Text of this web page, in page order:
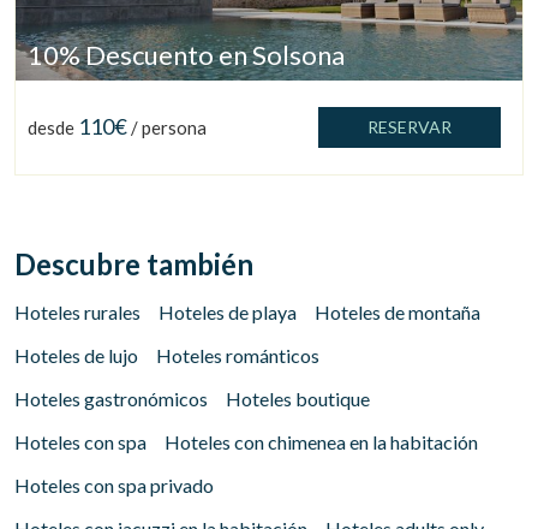
Gestionar mi reserva
Verificar localizador
10% Descuento en Solsona
desde 110€ / persona RESERVAR
Descubre también
Hoteles rurales Hoteles de playa
Hoteles de montaña
Hoteles de lujo
Hoteles románticos
Hoteles gastronómicos
Hoteles boutique
Hoteles con spa
Hoteles con chimenea en la habitación
Hoteles con spa privado